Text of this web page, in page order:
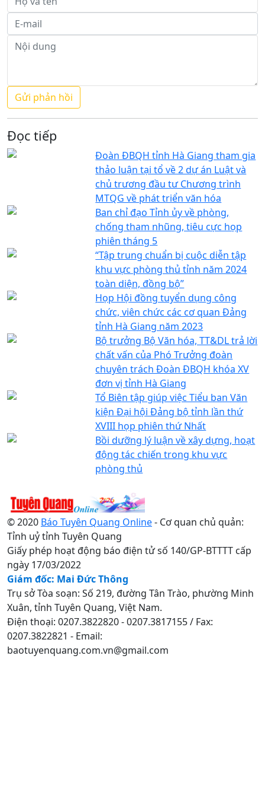
Đọc tiếp
Đoàn ĐBQH tỉnh Hà Giang tham gia
thảo luận tại tổ về 2 dự án Luật và
chủ trương đầu tư Chương trình
MTQG về phát triển văn hóa
Ban chỉ đạo Tỉnh ủy về phòng,
chống tham nhũng, tiêu cực họp
phiên tháng 5
“Tập trung chuẩn bị cuộc diễn tập
khu vực phòng thủ tỉnh năm 2024
toàn diện, đồng bộ”
Họp Hội đồng tuyển dụng công
chức, viên chức các cơ quan Đảng
tỉnh Hà Giang năm 2023
Bộ trưởng Bộ Văn hóa, TT&DL trả lời
chất vấn của Phó Trưởng đoàn
chuyên trách Đoàn ĐBQH khóa XV
đơn vị tỉnh Hà Giang
Tổ Biên tập giúp việc Tiểu ban Văn
kiện Đại hội Đảng bộ tỉnh lần thứ
XVIII họp phiên thứ Nhất
Bồi dưỡng lý luận về xây dựng, hoạt
động tác chiến trong khu vực
phòng thủ
© 2020 Báo Tuyên Quang Online- Cơ quan chủ quản:
Tỉnh uỷ tỉnh Tuyên Quang
Giấy phép hoạt động báo điện tử số 140/GP-BTTTT cấp
ngày 17/03/2022
Giám đốc: Mai Đức Thông
Trụ sở Tòa soạn: Số 219, đường Tân Trào, phường Minh
Xuân, tỉnh Tuyên Quang, Việt Nam.
Điện thoại: 0207.3822820 - 0207.3817155 / Fax:
0207.3822821 - Email:
baotuyenquang.com.vn@gmail.com